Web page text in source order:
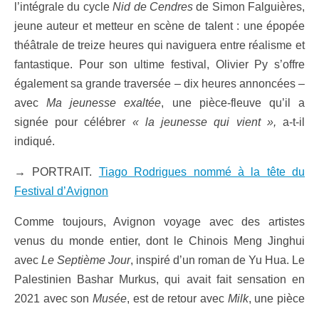
l’intégrale du cycleNid de Cendresde Simon Falguières,
jeune auteur et metteur en scène de talent : une épopée
théâtrale de treize heures qui naviguera entre réalisme et
fantastique. Pour son ultime festival, Olivier Py s’offre
également sa grande traversée – dix heures annoncées –
avecMa jeunesse exaltée, une pièce-fleuve qu’il a
signée pour célébrer « la jeunesse qui vient », a-t-il
indiqué.
→ PORTRAIT. Tiago Rodrigues nommé à la tête du
Festival d’Avignon
Comme toujours, Avignon voyage avec des artistes
venus du monde entier, dont le Chinois Meng Jinghui
avec Le Septième Jour, inspiré d’un roman de Yu Hua. Le
Palestinien Bashar Murkus, qui avait fait sensation en
2021 avec sonMusée, est de retour avec Milk, une pièce